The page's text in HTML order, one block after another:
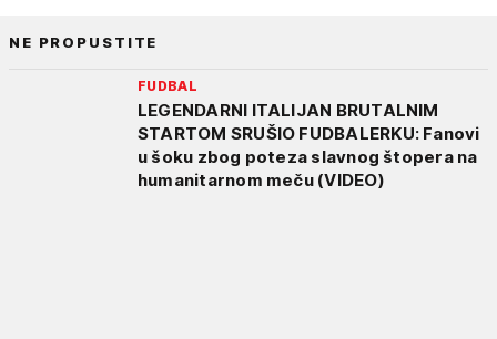
NE PROPUSTITE
FUDBAL
LEGENDARNI ITALIJAN BRUTALNIM
STARTOM SRUŠIO FUDBALERKU: Fanovi
u šoku zbog poteza slavnog štopera na
humanitarnom meču (VIDEO)